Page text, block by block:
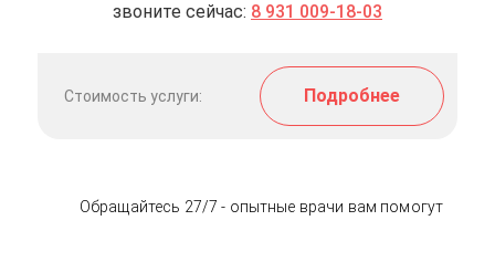
звоните сейчас: 8 931 009-18-03
Стоимость услуги: Подробнее
Обращайтесь 27/7 - опытные врачи вам помогут